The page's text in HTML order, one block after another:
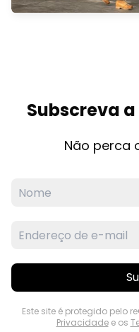
Subscreva
Não perca
Este site é protegido pelo
Privacidadee os